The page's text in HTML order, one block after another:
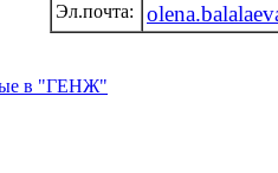
Эл.почта:
в "ГЕНЖ"